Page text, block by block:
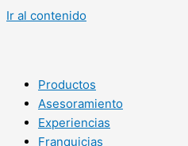
Ir al contenido
Productos
Asesoramiento
Experiencias
Franquicias